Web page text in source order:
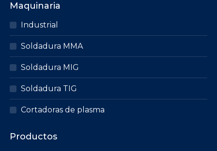
Maquinaria
Industrial
Soldadura MMA
Soldadura MIG
Soldadura TIG
Cortadoras de plasma
Productos